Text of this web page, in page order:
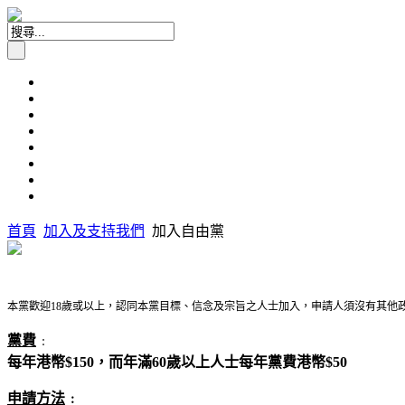
首頁 加入及支持我們 加入自由黨
本黨歡迎18歲或以上，認同本黨目標、信念及宗旨之人士加入，申請人須沒有其他
黨費 ﹕
每年港幣$150，而年滿60歲以上人士每年黨費港幣$50
申請方法 ﹕